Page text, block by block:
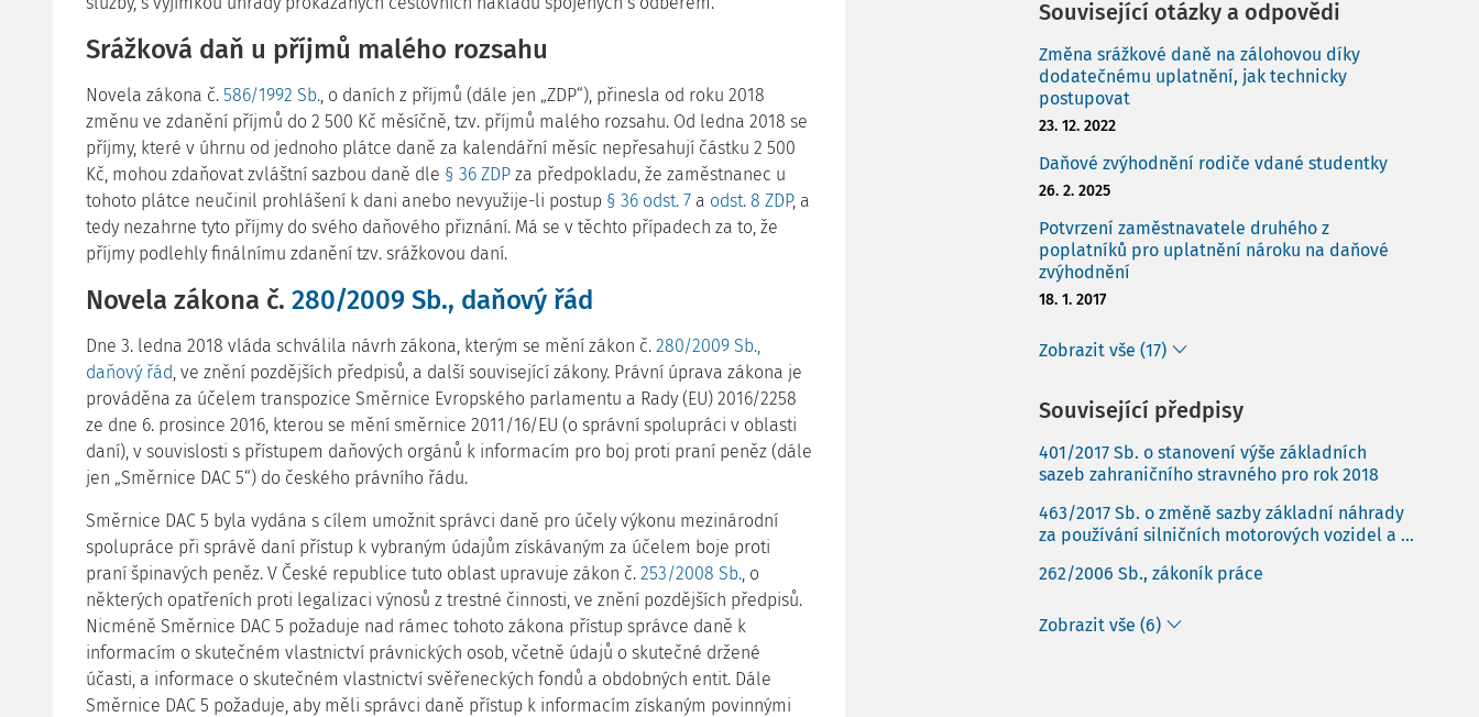
Srážková daň u příjmů malého rozsahu
Novela zákona č. 586/1992 Sb., o daních z příjmů (dále jen „ZDP“), přinesla od roku 2018
změnu ve zdanění příjmů do 2 500 Kč měsíčně, tzv. příjmů malého rozsahu. Od ledna 2018 se
příjmy, které v úhrnu od jednoho plátce daně za kalendářní měsíc nepřesahují částku 2 500
Kč, mohou zdaňovat zvláštní sazbou daně dle § 36 ZDP za předpokladu, že zaměstnanec u
tohoto plátce neučinil prohlášení k dani anebo nevyužije-li postup § 36 odst. 7 a odst. 8 ZDP, a
tedy nezahrne tyto příjmy do svého daňového přiznání. Má se v těchto případech za to, že
příjmy podlehly finálnímu zdanění tzv. srážkovou daní.
Novela zákona č. 280/2009 Sb., daňový řád
Dne 3. ledna 2018 vláda schválila návrh zákona, kterým se mění zákon č. 280/2009 Sb.,
daňový řád, ve znění pozdějších předpisů, a další související zákony. Právní úprava zákona je
prováděna za účelem transpozice Směrnice Evropského parlamentu a Rady (EU) 2016/2258
ze dne 6. prosince 2016, kterou se mění směrnice 2011/16/EU (o správní spolupráci v oblasti
daní), v souvislosti s přístupem daňových orgánů k informacím pro boj proti praní peněz (dále
jen „Směrnice DAC 5“) do českého právního řádu.
Směrnice DAC 5 byla vydána s cílem umožnit správci daně pro účely výkonu mezinárodní
spolupráce při správě daní přístup k vybraným údajům získávaným za účelem boje proti
praní špinavých peněz. V České republice tuto oblast upravuje zákon č. 253/2008 Sb., o
některých opatřeních proti legalizaci výnosů z trestné činnosti, ve znění pozdějších předpisů.
Nicméně Směrnice DAC 5 požaduje nad rámec tohoto zákona přístup správce daně k
informacím o skutečném vlastnictví právnických osob, včetně údajů o skutečné držené
účasti, a informace o skutečném vlastnictví svěřeneckých fondů a obdobných entit. Dále
Směrnice DAC 5 požaduje, aby měli správci daně přístup k informacím získaným povinnými
Související otázky a odpovědi
Změna srážkové daně na zálohovou díky
dodatečnému uplatnění, jak technicky
postupovat
23. 12. 2022
Daňové zvýhodnění rodiče vdané studentky
26. 2. 2025
Potvrzení zaměstnavatele druhého z
poplatníků pro uplatnění nároku na daňové
zvýhodnění
18. 1. 2017
Zobrazit vše (17)
Související předpisy
401/2017 Sb. o stanovení výše základních
sazeb zahraničního stravného pro rok 2018
463/2017 Sb. o změně sazby základní náhrady
za používání silničních motorových vozidel a ...
262/2006 Sb., zákoník práce
Zobrazit vše (6)